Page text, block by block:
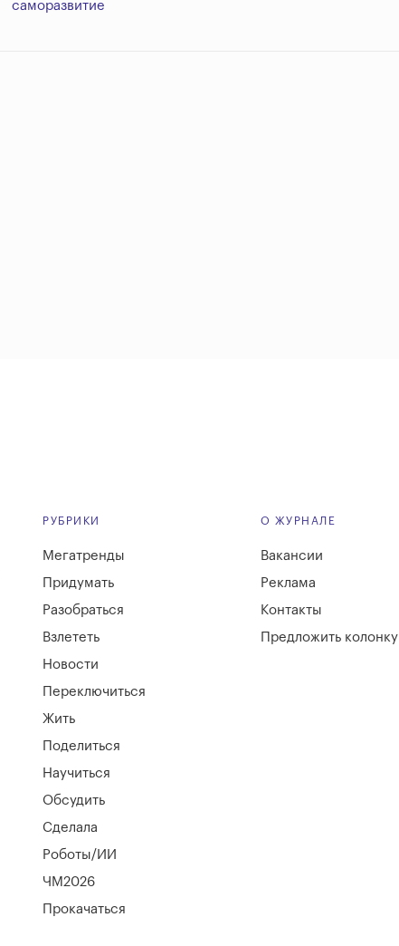
саморазвитие
РУБРИКИ
Мегатренды
Придумать
Разобраться
Взлететь
Новости
Переключиться
Жить
Поделиться
Научиться
Обсудить
Сделала
Роботы/ИИ
ЧМ2026
Прокачаться
О ЖУРНАЛЕ
Вакансии
Реклама
Контакты
Предложить колонку